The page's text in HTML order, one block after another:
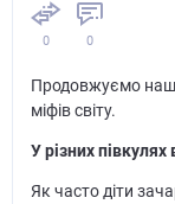
0 0
Продовжуємо
міфів світу.
У різних півкулях
Як часто діти